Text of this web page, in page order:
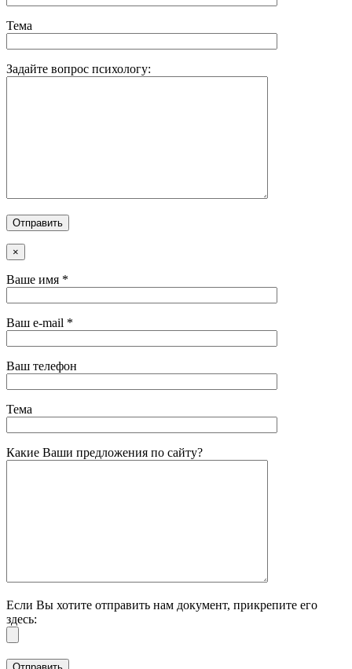
Тема
Задайте вопрос психологу:
×
Ваше имя *
Ваш e-mail *
Ваш телефон
Тема
Какие Ваши предложения по сайту?
Если Вы хотите отправить нам документ, прикрепите его
здесь: